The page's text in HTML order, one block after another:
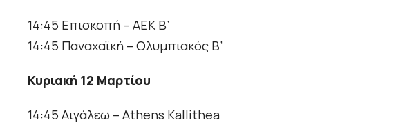
14:45 Επισκοπή – ΑΕΚ Β’
14:45 Παναχαϊκή – Ολυμπιακός Β’
Κυριακή 12 Μαρτίου
14:45 Αιγάλεω – Athens Kallithea